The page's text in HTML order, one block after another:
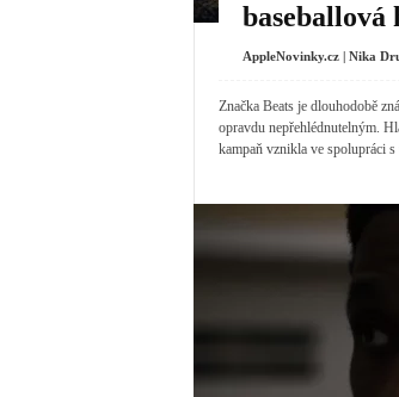
baseballová
AppleNovinky.cz | Nika
Značka Beats je dlouhodobě
opravdu nepřehlédnutelným.
kampaň vznikla ve spolupráci s